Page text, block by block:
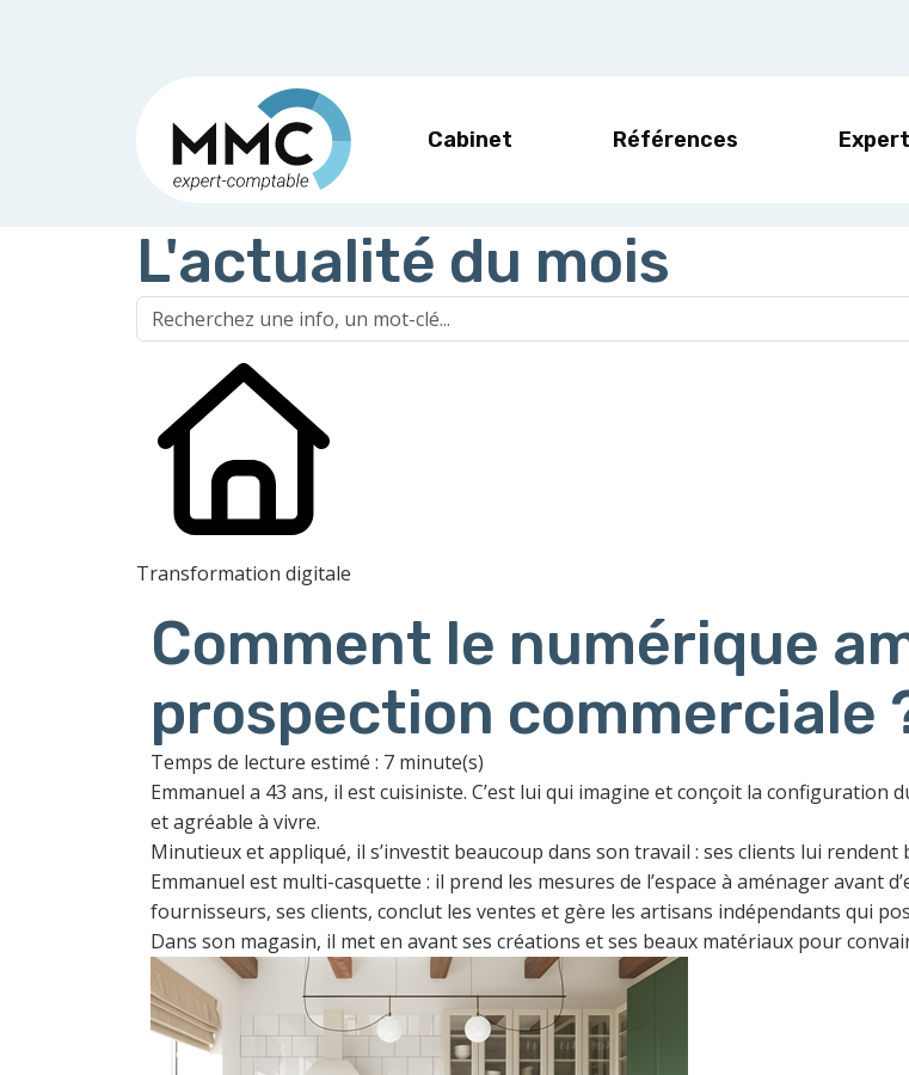
Cabinet Références
L'actualité du mois
Transformation digitale
Comment le numérique
prospection commerciale
Temps de lecture estimé : 7 minute(s)
Emmanuel a 43 ans, il est cuisiniste. C’est lui qui imagine et conçoit la
et agréable à vivre.
Minutieux et appliqué, il s’investit beaucoup dans son travail : ses clients lui
Emmanuel est multi-casquette : il prend les mesures de l’espace à aménager avant
fournisseurs, ses clients, conclut les ventes et gère les artisans indépendants qui
Dans son magasin, il met en avant ses créations et ses beaux matériaux pour